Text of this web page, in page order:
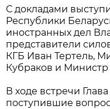
С докладами
Республики
иностранных дел
представители
КГБ Иван Тертель,
Кубраков и
В ходе встречи
поступившие